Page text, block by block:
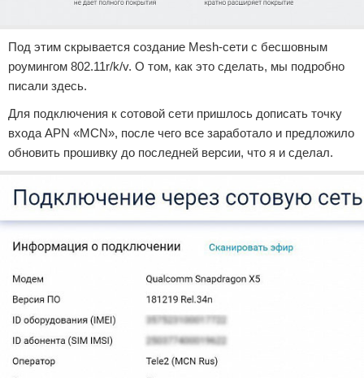
Под этим скрывается создание Mesh-сети с бесшовным
роумингом 802.11r/k/v. О том, как это сделать, мы подробно
писали здесь.
Для подключения к сотовой сети пришлось дописать точку
входа APN «MCN», после чего все заработало и предложило
обновить прошивку до последней версии, что я и сделал.